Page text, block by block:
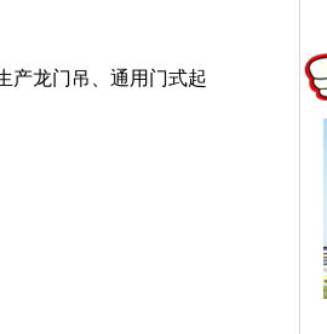
产龙门吊、通用门式起